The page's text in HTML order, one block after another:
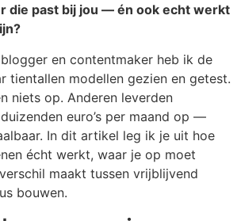
die past bij jou — én ook echt werkt
en contentmaker heb ik de
tientallen modellen gezien en getest.
niets op. Anderen leverden
euro’s per maand op —
In dit artikel leg ik je uit hoe
écht werkt, waar je op moet
maakt tussen vrijblijvend
bouwen.